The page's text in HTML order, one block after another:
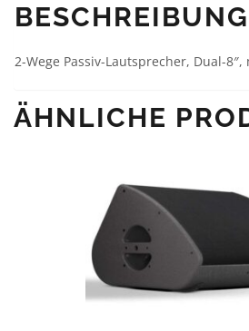
BESCHREIBUNG
2-Wege Passiv-Lautsprecher, Dual-8″,
ÄHNLICHE